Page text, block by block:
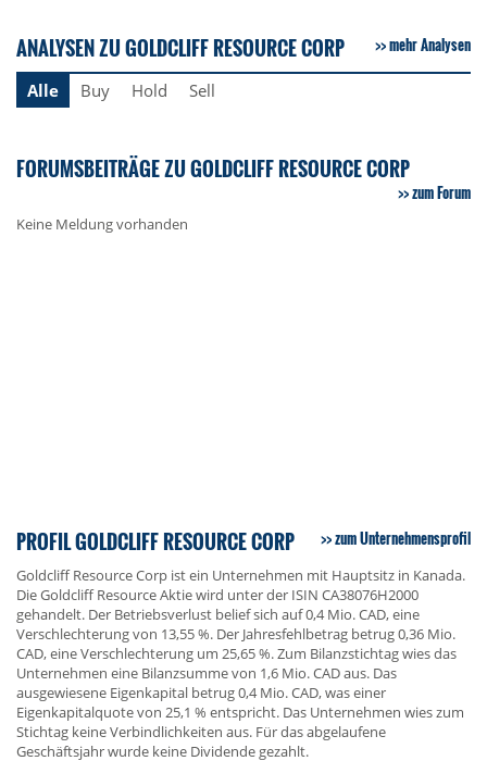
ANALYSEN ZU GOLDCLIFF RESOURCE CORP mehr Analysen
Alle Buy Hold Sell
FORUMSBEITRÄGE ZU GOLDCLIFF RESOURCE CORP
zum Forum
Keine Meldung vorhanden
PROFIL GOLDCLIFF RESOURCE CORP zum Unternehmensprofil
Goldcliff Resource Corp ist ein Unternehmen mit Hauptsitz in Kanada.
Die Goldcliff Resource Aktie wird unter der ISIN CA38076H2000
gehandelt. Der Betriebsverlust belief sich auf 0,4 Mio. CAD, eine
Verschlechterung von 13,55 %. Der Jahresfehlbetrag betrug 0,36 Mio.
CAD, eine Verschlechterung um 25,65 %. Zum Bilanzstichtag wies das
Unternehmen eine Bilanzsumme von 1,6 Mio. CAD aus. Das
ausgewiesene Eigenkapital betrug 0,4 Mio. CAD, was einer
Eigenkapitalquote von 25,1 % entspricht. Das Unternehmen wies zum
Stichtag keine Verbindlichkeiten aus. Für das abgelaufene
Geschäftsjahr wurde keine Dividende gezahlt.